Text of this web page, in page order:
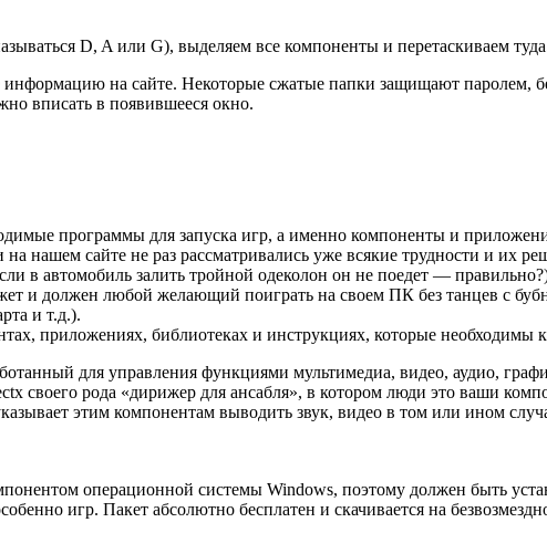
D, A или G), выделяем все компоненты и перетаскиваем
на сайте. Некоторые сжатые папки защищают паролем,
вписать в появившееся окно.
программы для запуска игр, а именно компоненты и
нашем сайте не раз рассматривались уже всякие трудности и их
в автомобиль залить тройной одеколон он не поедет —
и должен любой желающий поиграть на своем ПК без танцев с
и т.д.).
приложениях, библиотеках и инструкциях, которые необходимы
для управления функциями мультимедиа, видео, аудио,
своего рода «дирижер для ансабля», в котором люди это ваши
этим компонентам выводить звук, видео в том или ином
операционной системы Windows, поэтому должен быть
игр. Пакет абсолютно бесплатен и скачивается на